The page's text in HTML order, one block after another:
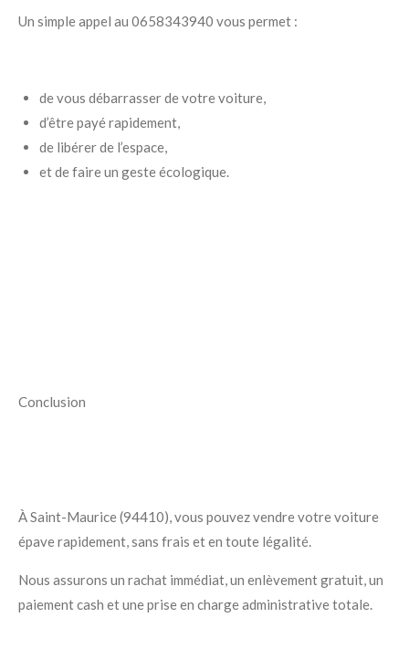
Un simple appel au 0658343940 vous permet :
de vous débarrasser de votre voiture,
d’être payé rapidement,
de libérer de l’espace,
et de faire un geste écologique.
Conclusion
À Saint-Maurice (94410), vous pouvez vendre votre voiture
épave rapidement, sans frais et en toute légalité.
Nous assurons un rachat immédiat, un enlèvement gratuit, un
paiement cash et une prise en charge administrative totale.